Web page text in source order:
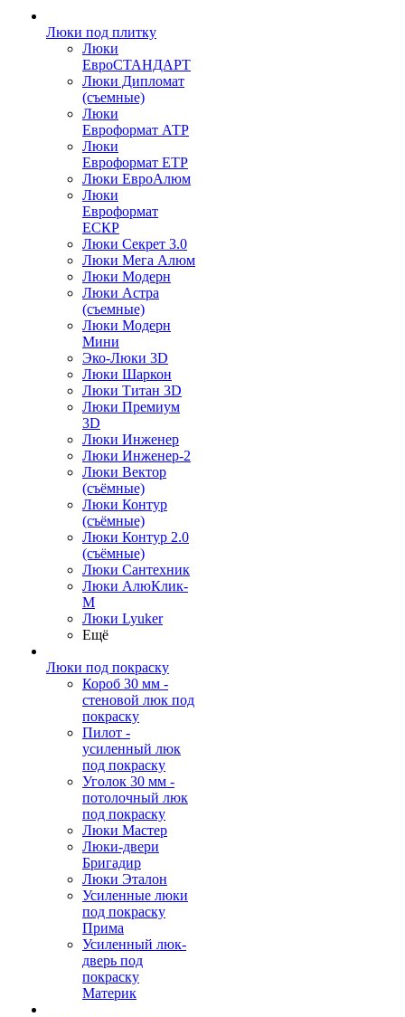
Люки под плитку
Люки
ЕвроСТАНДАРТ
Люки Дипломат
(съемные)
Люки
Евроформат АТР
Люки
Евроформат ЕТР
Люки ЕвроАлюм
Люки
Евроформат
ЕСКР
Люки Секрет 3.0
Люки Мега Алюм
Люки Модерн
Люки Астра
(съемные)
Люки Модерн
Мини
Эко-Люки 3D
Люки Шаркон
Люки Титан 3D
Люки Премиум
3D
Люки Инженер
Люки Инженер-2
Люки Вектор
(съёмные)
Люки Контур
(съёмные)
Люки Контур 2.0
(съёмные)
Люки Сантехник
Люки АлюКлик-
М
Люки Lyuker
Ещё
Люки под покраску
Короб 30 мм -
стеновой люк под
покраску
Пилот -
усиленный люк
под покраску
Уголок 30 мм -
потолочный люк
под покраску
Люки Мастер
Люки-двери
Бригадир
Люки Эталон
Усиленные люки
под покраску
Прима
Усиленный люк-
дверь под
покраску
Материк